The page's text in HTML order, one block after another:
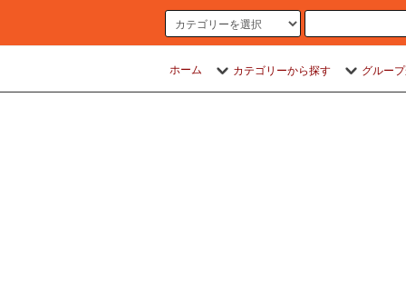
ホーム カテゴリーから探す グルー